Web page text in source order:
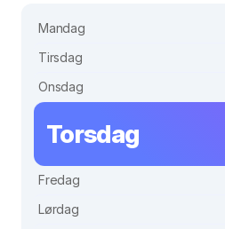
Mandag
Tirsdag
Onsdag
Torsdag
Fredag
Lørdag